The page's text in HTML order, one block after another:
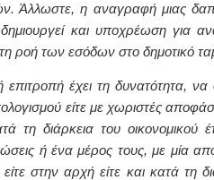
Άλλωστε, η αναγραφή μιας
και υποχρέωση για
ροή των εσόδων στο δημοτικό
έχει τη δυνατότητα, να
είτε με χωριστές
τη διάρκεια του οικονομικού
ή ένα μέρος τους, με μία
στην αρχή είτε και κατά τη